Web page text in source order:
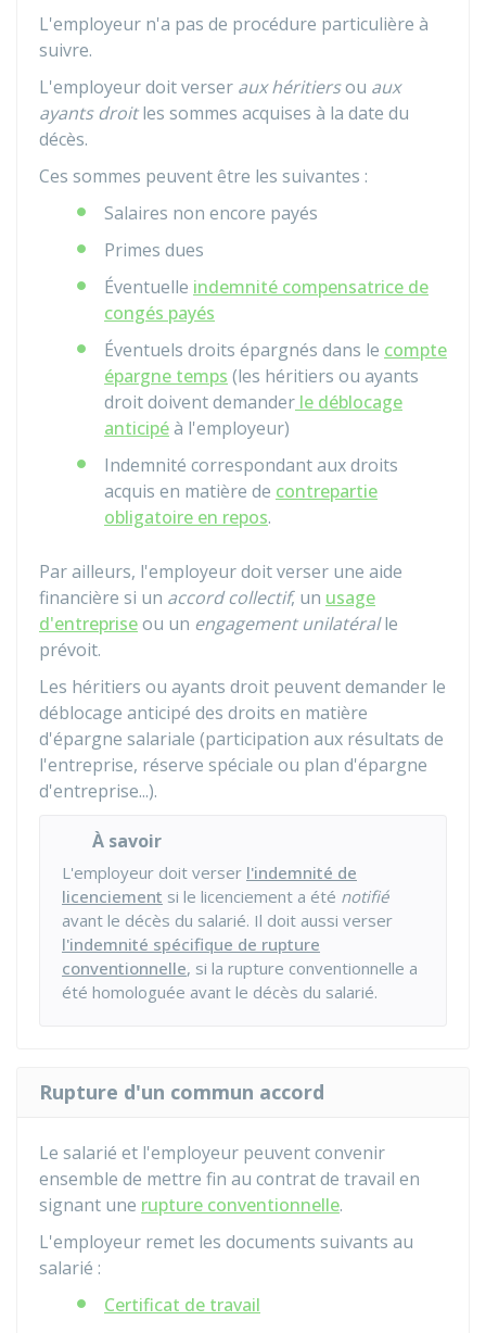
L'employeur n'a pas de procédure particulière à
suivre.
L'employeur doit verser aux héritiersou aux
ayants droitles sommes acquises à la date du
décès.
Ces sommes peuvent être les suivantes :
Salaires non encore payés
Primes dues
Éventuelle indemnité compensatrice de
congés payés
Éventuels droits épargnés dans le compte
épargne temps (les héritiers ou ayants
droit doivent demander le déblocage
anticipéà l'employeur)
Indemnité correspondant aux droits
acquis en matière de contrepartie
obligatoire en repos.
Par ailleurs, l'employeur doit verser une aide
financière si un accord collectif, un usage
d'entrepriseou un engagement unilatéralle
prévoit.
Les héritiers ou ayants droit peuvent demander le
déblocage anticipé des droits en matière
d'épargne salariale (participation aux résultats de
l'entreprise, réserve spéciale ou plan d'épargne
d'entreprise...).
À savoir
L'employeur doit verser l'indemnité de
licenciement si le licenciement a été notifié
avant le décès du salarié. Il doit aussi verser
l'indemnité spécifique de rupture
conventionnelle, si la rupture conventionnelle a
été homologuée avant le décès du salarié.
Rupture d'un commun accord
Le salarié et l'employeur peuvent convenir
ensemble de mettre fin au contrat de travail en
signant une rupture conventionnelle.
L'employeur remet les documents suivants au
salarié :
Certificat de travail